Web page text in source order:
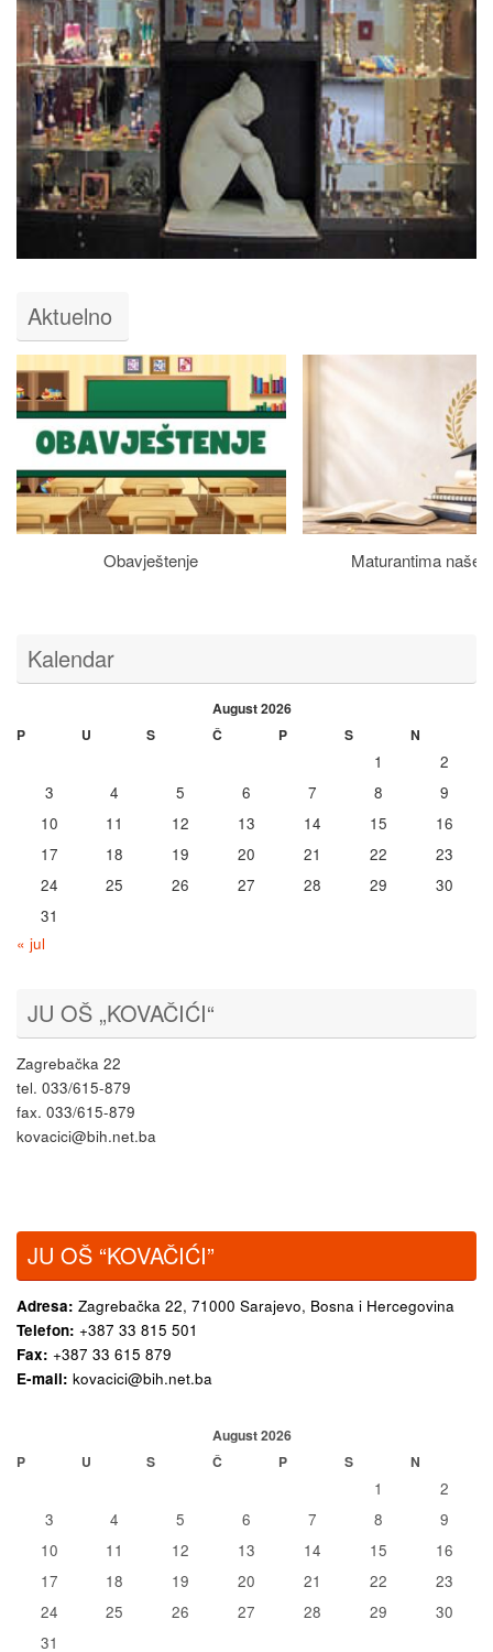
Aktuelno
Obavještenje Maturantima naše
Kalendar
August 2026
P
U S Č P S N
1
2
3
4 5 6 7 8
9
10
11 12 13 14 15
16
17
18 19 20 21 22
23
24
25 26 27 28 29
30
31
« jul
JU OŠ „KOVAČIĆI“
Zagrebačka 22
tel. 033/615-879
fax. 033/615-879
kovacici@bih.net.ba
JU OŠ “KOVAČIĆI”
Adresa: Zagrebačka 22, 71000 Sarajevo, Bosna i Hercegovina
Telefon: +387 33 815 501
Fax: +387 33 615 879
E-mail: kovacici@bih.net.ba
August 2026
P
U S Č P S N
1
2
3
4 5 6 7 8
9
10
11 12 13 14 15
16
17
18 19 20 21 22
23
24
25 26 27 28 29
30
31